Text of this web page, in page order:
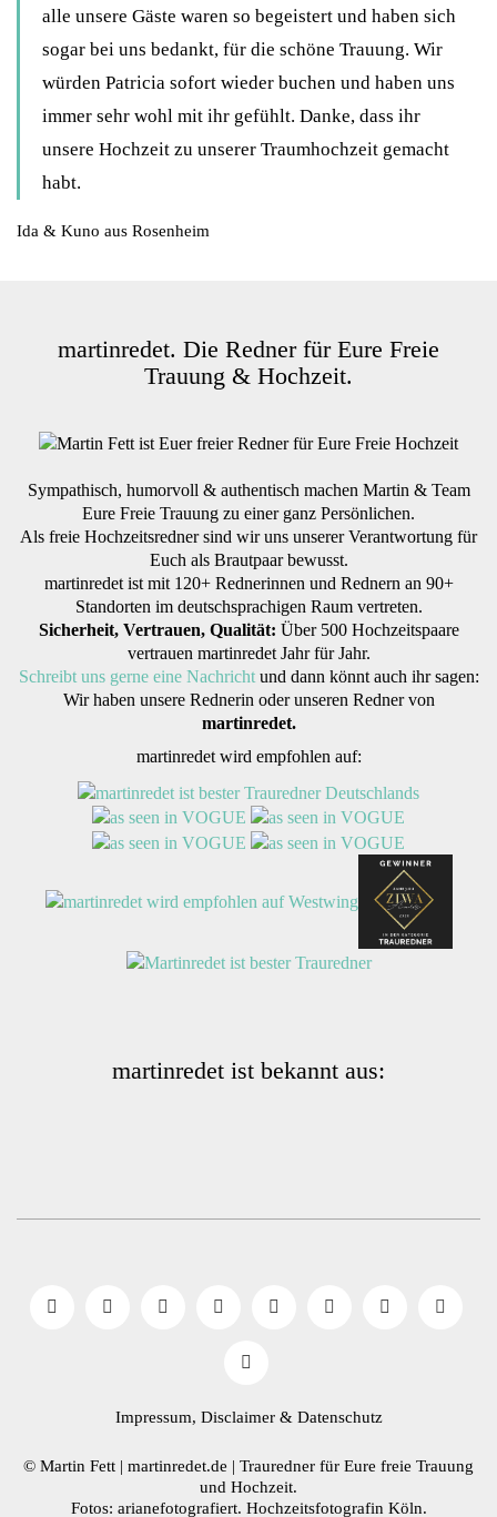
alle unsere Gäste waren so begeistert und haben sich
sogar bei uns bedankt, für die schöne Trauung. Wir
würden Patricia sofort wieder buchen und haben uns
immer sehr wohl mit ihr gefühlt. Danke, dass ihr
unsere Hochzeit zu unserer Traumhochzeit gemacht
habt.
Ida & Kuno aus Rosenheim
martinredet. Die Redner für Eure Freie
Trauung & Hochzeit.
Sympathisch, humorvoll & authentisch machen Martin & Team
Eure Freie Trauung zu einer ganz Persönlichen.
Als freie Hochzeitsredner sind wir uns unserer Verantwortung für
Euch als Brautpaar bewusst.
martinredet ist mit 120+ Rednerinnen und Rednern an 90+
Standorten im deutschsprachigen Raum vertreten.
Sicherheit, Vertrauen, Qualität: Über 500 Hochzeitspaare
vertrauen martinredet Jahr für Jahr.
Schreibt uns gerne eine Nachrichtund dann könnt auch ihr sagen:
Wir haben unsere Rednerin oder unseren Redner von
martinredet.
martinredet wird empfohlen auf:
martinredet ist bekannt aus:
Impressum, Disclaimer & Datenschutz
© Martin Fett | martinredet.de | Trauredner für Eure freie Trauung
und Hochzeit.
Fotos: arianefotografiert. Hochzeitsfotografin Köln.